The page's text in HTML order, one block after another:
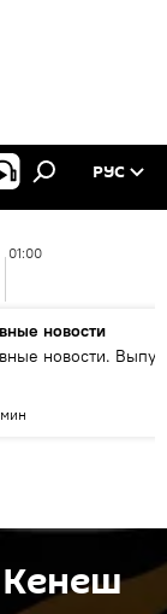
РУС
01:00
новости
новости.